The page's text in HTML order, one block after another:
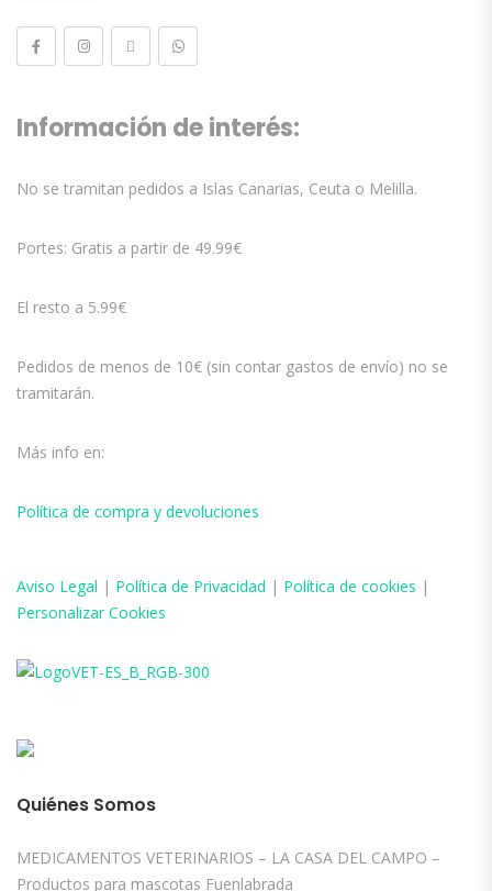
Información de interés:
No se tramitan pedidos a Islas Canarias, Ceuta o Melilla.
Portes: Gratis a partir de 49.99€
El resto a 5.99€
Pedidos de menos de 10€ (sin contar gastos de envío) no se
tramitarán.
Más info en:
Política de compra y devoluciones
Aviso Legal | Política de Privacidad | Política de cookies |
Personalizar Cookies
Quiénes Somos
MEDICAMENTOS VETERINARIOS – LA CASA DEL CAMPO –
Productos para mascotas Fuenlabrada